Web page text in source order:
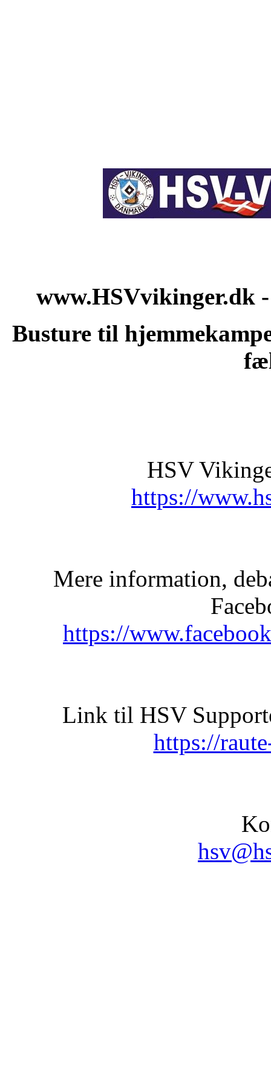
www.HSVvikinger.dk
Busture til
HSV
https://
Mere information,
https://
Link til HSV
https://